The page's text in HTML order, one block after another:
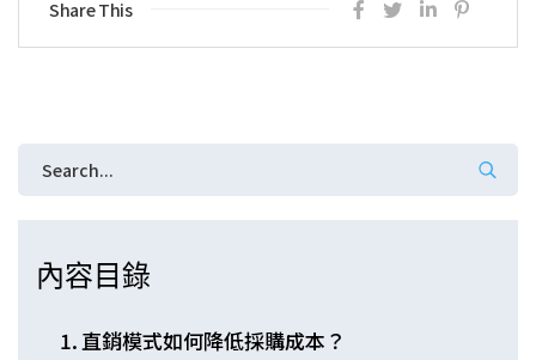
Share This
內容目錄
直銷模式如何降低採購成本？